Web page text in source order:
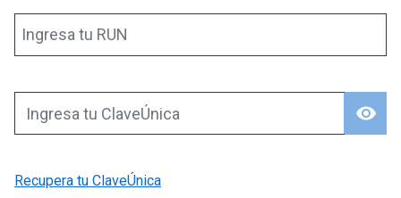
Ingresa tu RUN
visibility
Ingresa tu ClaveÚnica
Recupera tu ClaveÚnica